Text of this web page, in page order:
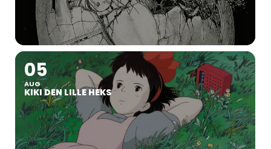
05
AUG
KIKI DEN LILLE HEKS